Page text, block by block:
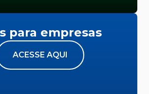
para empresas
ACESSE AQUI